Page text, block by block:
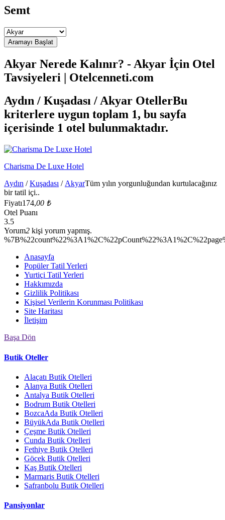
Semt
Akyar Nerede Kalınır? - Akyar İçin Otel
Tavsiyeleri | Otelcenneti.com
Aydın / Kuşadası / Akyar OtellerBu
kriterlere uygun toplam 1, bu sayfa
içerisinde 1 otel bulunmaktadır.
Charisma De Luxe Hotel
Aydın /Kuşadası / AkyarTüm yılın yorgunluğundan kurtulacağınız
bir tatil içi..
Fiyatı174,00 ₺
Otel Puanı
3.5
Yorum2 kişi yorum yapmış.
Anasayfa
Popüler Tatil Yerleri
Yurtiçi Tatil Yerleri
Hakkımızda
Gizlilik Politikası
Kişisel Verilerin Korunması Politikası
Site Haritası
İletişim
Başa Dön
Butik Oteller
Alaçatı Butik Otelleri
Alanya Butik Otelleri
Antalya Butik Otelleri
Bodrum Butik Otelleri
BozcaAda Butik Otelleri
BüyükAda Butik Otelleri
Çeşme Butik Otelleri
Cunda Butik Otelleri
Fethiye Butik Otelleri
Göcek Butik Otelleri
Kaş Butik Otelleri
Marmaris Butik Otelleri
Safranbolu Butik Otelleri
Pansiyonlar